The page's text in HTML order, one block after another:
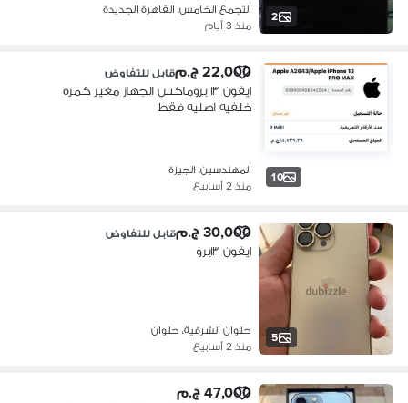
2
التجمع الخامس، القاهرة الجديدة
منذ 3 أيام
10
22,000 ج.م قابل للتفاوض
ايفون ١٣ بروماكس الجهاز مغير كمره
خلفيه اصليه فقط
المهندسين، الجيزة
منذ 2 أسابيع
5
30,000 ج.م قابل للتفاوض
ايفون ١٣برو
حلوان الشرقية، حلوان
منذ 2 أسابيع
47,000 ج.م